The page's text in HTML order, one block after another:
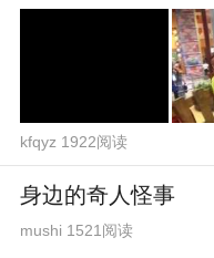
kfqyz 1922阅读
身边的奇人怪事
mushi 1521阅读